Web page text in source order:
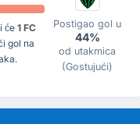
će 1 FC
gol na
Postigao gol u
44%
od utakmica
(Gostujući)